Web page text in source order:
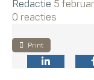
Redactie 5
0 reacties
Print